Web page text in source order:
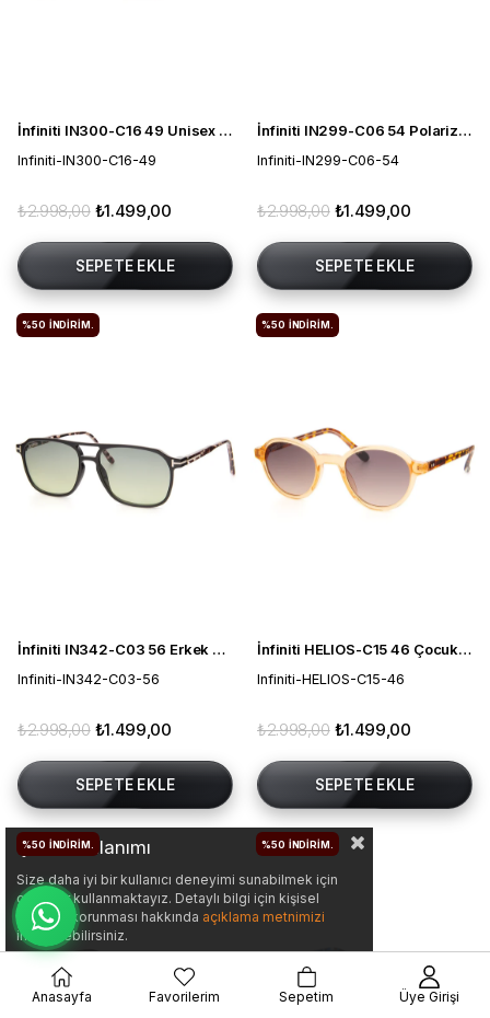
İnfiniti IN300-C16 49 Unisex Güneş Gözlüğü
Infiniti-IN300-C16-49
₺1.499,00
₺2.998,00
SEPETE EKLE
İnfiniti IN299-C06 54 Polarize Unisex Güneş Gözlüğü
Infiniti-IN299-C06-54
₺1.499,00
₺2.998,00
SEPETE EKLE
İnfiniti IN342-C03 56 Erkek Güneş Gözlüğü
Infiniti-IN342-C03-56
₺1.499,00
₺2.998,00
SEPETE EKLE
%50 İNDIRIM.
İnfiniti HELIOS-C15 46 Çocuk Güneş Gözlüğü
Infiniti-HELIOS-C15-46
₺1.499,00
₺2.998,00
SEPETE EKLE
%50 İNDIRIM.
%50 İNDIRIM. %50 İNDIRIM.
Çerez Kullanımı
Size daha iyi bir kullanıcı deneyimi sunabilmek için
çerezler kullanmaktayız. Detaylı bilgi için kişisel
verilerin korunması hakkında açıklama metnimizi
inceleyebilirsiniz.
Anasayfa Favorilerim Sepetim Üye Girişi